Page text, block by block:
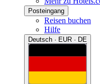
Posteingang
Reisen buchen
Hilfe
Deutsch · EUR · DE